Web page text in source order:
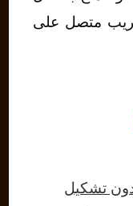
متصل على
تشكيل